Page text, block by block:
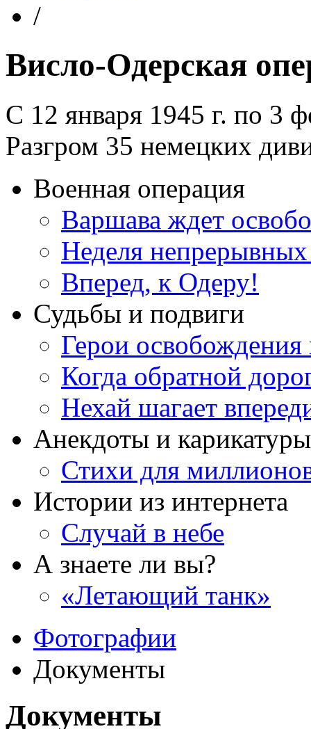
/
Висло-Одерская
С 12 января 1945 г. по 3
Разгром 35 немецких
Военная операция
Варшава ждет
Неделя
Вперед, к Одеру!
Судьбы и подвиги
Герои освобождения
Когда обратной
Нехай шагает
Анекдоты и карикатуры
Стихи для
Истории из интернета
Случай в небе
А знаете ли вы?
«Летающий танк»
Фотографии
Документы
Документы